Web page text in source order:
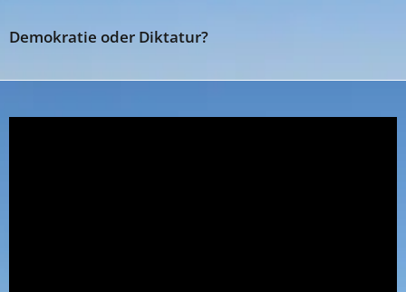
Demokratie oder Diktatur?